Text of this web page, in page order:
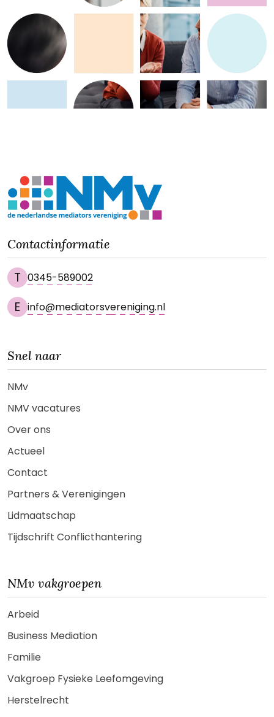
Contactinformatie
T 0345-589002
E info@mediatorsvereniging.nl
Snel naar
NMv
NMV vacatures
Over ons
Actueel
Contact
Partners & Verenigingen
Lidmaatschap
Tijdschrift Conflicthantering
NMv vakgroepen
Arbeid
Business Mediation
Familie
Vakgroep Fysieke Leefomgeving
Herstelrecht